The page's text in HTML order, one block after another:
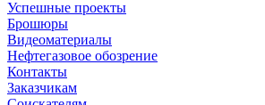
Успешные проекты
Брошюры
Видеоматериалы
Нефтегазовое обозрение
Контакты
Заказчикам